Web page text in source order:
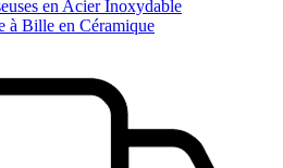
en Acier Inoxydable
à Bille en Céramique